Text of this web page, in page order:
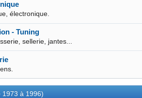
électronique.
- Tuning
sellerie, jantes...
1973 à 1996)